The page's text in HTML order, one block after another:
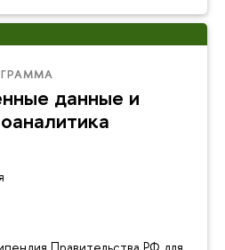
данные и
Правительства РФ для